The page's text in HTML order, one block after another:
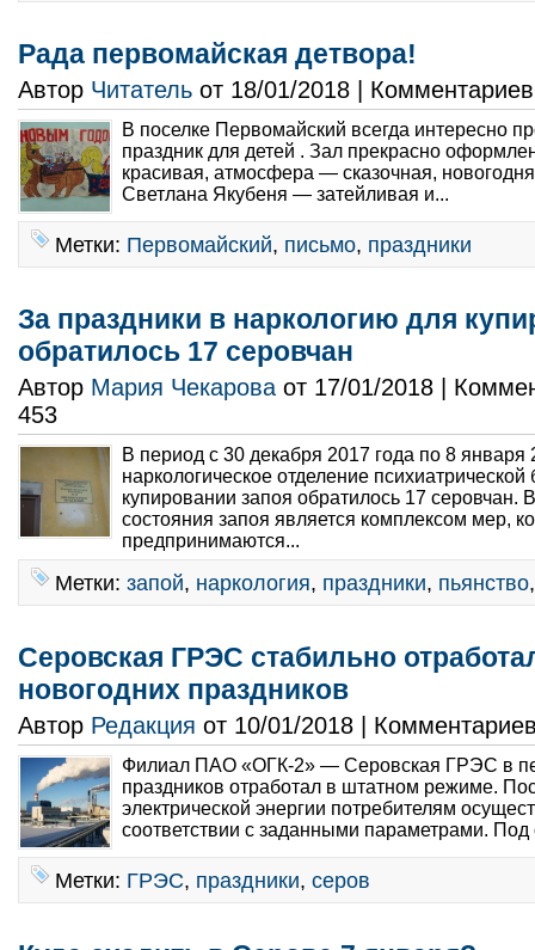
Рада первомайская детвора!
Автор Читатель от 18/01/2018 |
В поселке Первомайский всегда интересно
праздник для детей . Зал прекрасно
красивая, атмосфера — сказочная,
Светлана Якубеня — затейливая и...
Метки: Первомайский, письмо, праздники
За праздники в наркологию для
обратилось 17 серовчан
Автор Мария Чекарова от 17/01/2018 |
453
В период с 30 декабря 2017 года по 8 января
наркологическое отделение
купировании запоя обратилось 17 серовчан.
состояния запоя является комплексом мер,
предпринимаются...
Метки: запой, наркология, праздники, пьянство
Серовская ГРЭС стабильно
новогодних праздников
Автор Редакция от 10/01/2018 |
Филиал ПАО «ОГК-2» — Серовская ГРЭС в
праздников отработал в штатном режиме.
электрической энергии потребителям
соответствии с заданными параметрами.
Метки: ГРЭС, праздники, серов